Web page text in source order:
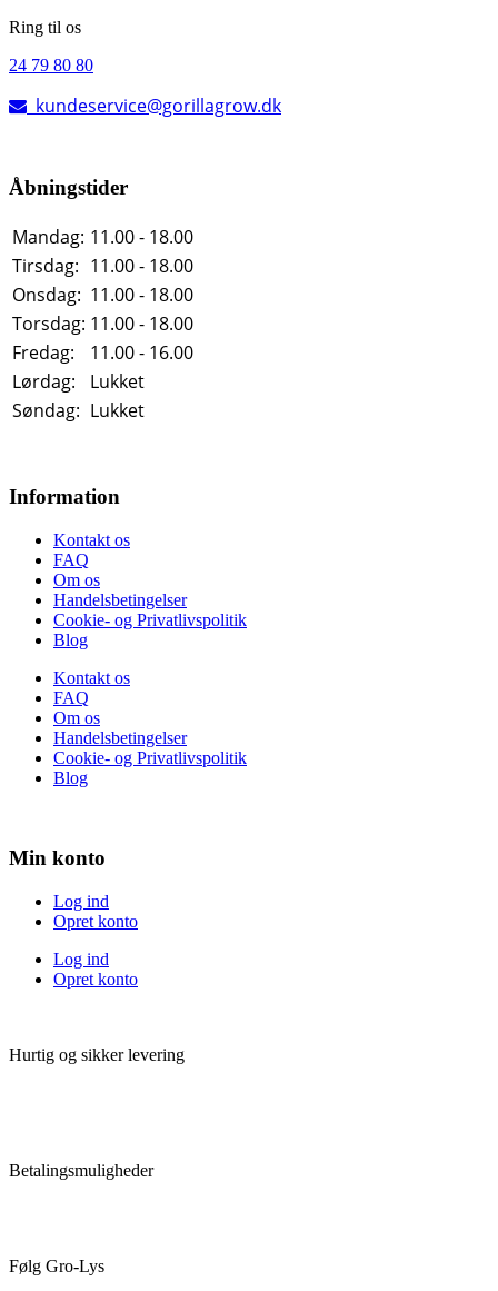
Ring til os
24 79 80 80
kundeservice@gorillagrow.dk
Åbningstider
Mandag: 11.00 - 18.00
Tirsdag: 11.00 - 18.00
Onsdag: 11.00 - 18.00
Torsdag: 11.00 - 18.00
Fredag:
11.00 - 16.00
Lørdag:
Lukket
Søndag: Lukket
Information
Kontakt os
FAQ
Om os
Handelsbetingelser
Cookie- og Privatlivspolitik
Blog
Kontakt os
FAQ
Om os
Handelsbetingelser
Cookie- og Privatlivspolitik
Blog
Min konto
Log ind
Opret konto
Log ind
Opret konto
Hurtig og sikker levering
Betalingsmuligheder
Følg Gro-Lys